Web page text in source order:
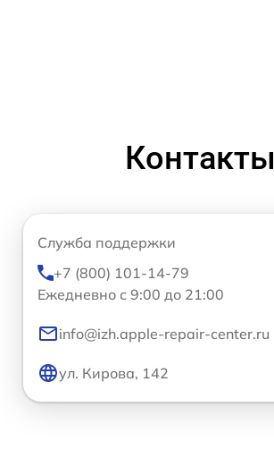
Контакты
Служба поддержки
+7 (800) 101-14-79
Ежедневно с 9:00 до 21:00
info@izh.apple-repair-center.ru
ул. Кирова, 142